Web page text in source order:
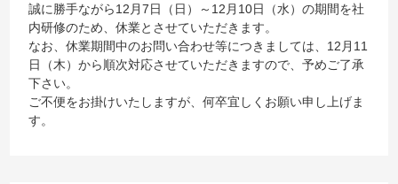
誠に勝手ながら12月7日（日）～12月10日（水）の期間を社
内研修のため、休業とさせていただきます。
なお、休業期間中のお問い合わせ等につきましては、12月11
日（木）から順次対応させていただきますので、予めご了承
下さい。
ご不便をお掛けいたしますが、何卒宜しくお願い申し上げま
す。